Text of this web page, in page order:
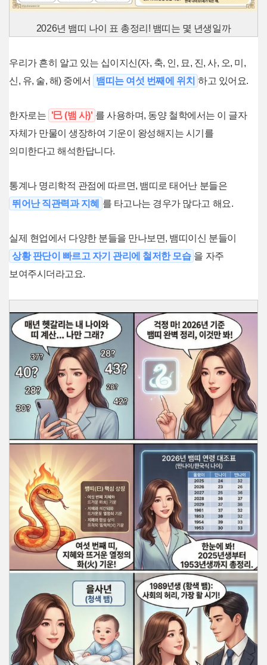
2026년 뱀띠 나이 표 총정리! 뱀띠는 몇 년생일까
우리가 흔히 알고 있는 십이지신(자, 축, 인, 묘, 진, 사, 오, 미,
신, 유, 술, 해) 중에서
뱀띠는 여섯 번째에 위치 하고 있어요.
한자로는 '巳 (뱀 사)' 를 사용하며, 동양 철학에서는 이 글자
자체가 만물이 생장하여 기운이 왕성해지는 시기를
의미한다고 해석한답니다.
통계나 명리학적 관점에 따르면, 뱀띠로 태어난 분들은
뛰어난 직관력과 지혜
를 타고나는 경우가 많다고 해요.
실제 현업에서 다양한 분들을 만나보면, 뱀띠이신 분들이
상황 판단이 빠르고 자기 관리에 철저한 모습 을 자주
보여주시더라고요.